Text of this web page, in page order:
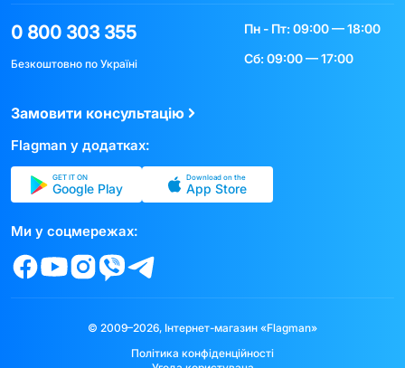
0 800 303 355
Безкоштовно по Україні
Пн - Пт: 09:00 — 18:00
Сб: 09:00 — 17:00
Замовити консультацію
Flagman у додатках:
GET IT ON
Google Play
Download on the
App Store
Ми у соцмережах:
© 2009–2026, Інтернет-магазин «Flagman»
Політика конфіденційності